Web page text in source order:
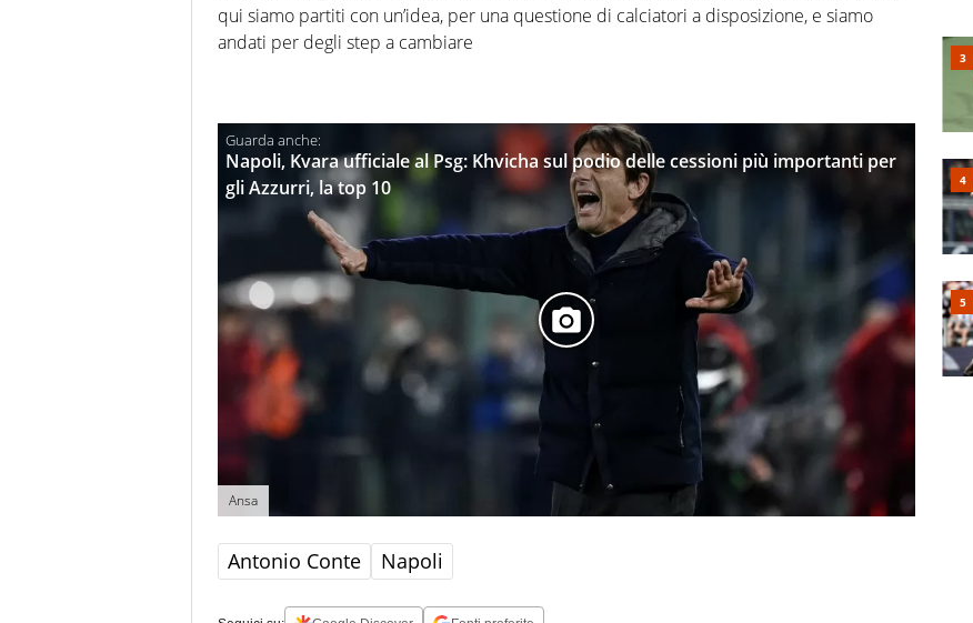
qui siamo partiti con un’idea, per una questione di calciatori a disposizione, e siamo
andati per degli step a cambiare
Napoli, Kvara ufficiale al Psg: Khvicha sul podio delle cessioni più importanti per
gli Azzurri, la top 10
Ansa
Antonio Conte Napoli